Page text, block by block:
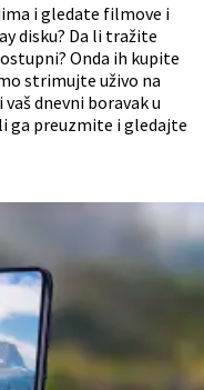
i gledate filmove i
disku? Da li tražite
Onda ih kupite
strimujte uživo na
dnevni boravak u
ga preuzmite i gledajte